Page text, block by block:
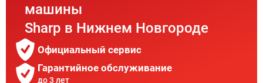
машины
Sharp в Нижнем Новгороде
Официальный сервис
Гарантийное обслуживание
до 3 лет